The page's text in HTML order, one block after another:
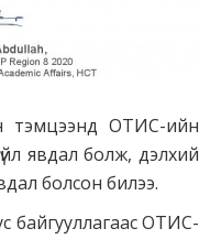
тэмцээнд ОТИС-ийн
явдал болж, дэлхий
болсон билээ.
ОТИС-